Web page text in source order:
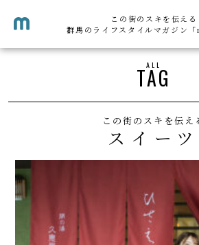
この街のスキを伝える
群馬のライフスタイルマガジン
ALL
TAG
この街のスキを伝え
スイーツ